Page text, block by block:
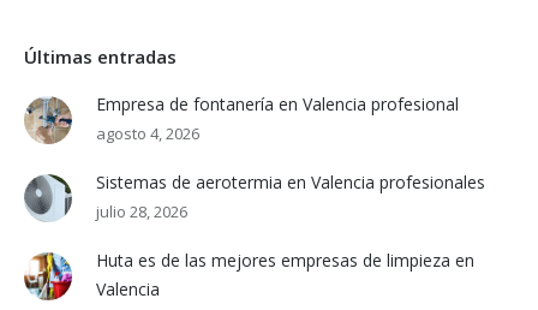
Últimas entradas
Empresa de fontanería en Valencia profesional
agosto 4, 2026
Sistemas de aerotermia en Valencia profesionales
julio 28, 2026
Huta es de las mejores empresas de limpieza en
Valencia